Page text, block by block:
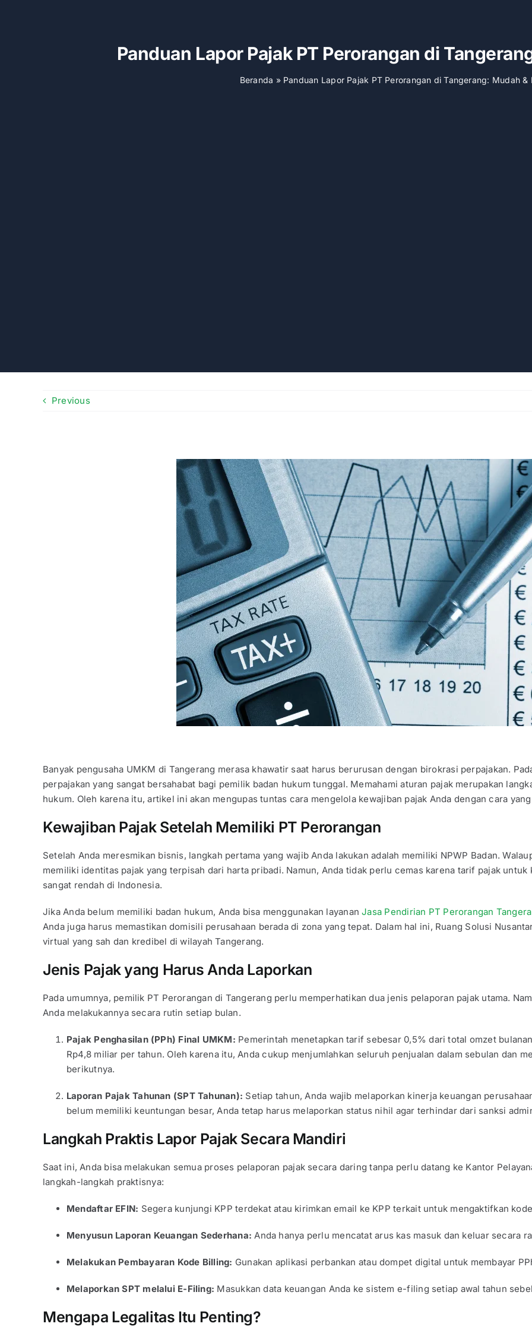
Panduan Lapor Pajak PT Perorangan di
Beranda » Panduan Lapor Pajak PT Perorangan di Tangerang: Mudah &
Previous
Banyak pengusaha UMKM di Tangerang merasa khawatir saat harus berurusan dengan birokrasi perpajakan.
perpajakan yang sangat bersahabat bagi pemilik badan hukum tunggal. Memahami aturan pajak merupakan
hukum. Oleh karena itu, artikel ini akan mengupas tuntas cara mengelola kewajiban pajak Anda dengan cara
Kewajiban Pajak Setelah Memiliki PT Perorangan
Setelah Anda meresmikan bisnis, langkah pertama yang wajib Anda lakukan adalah memiliki NPWP Badan.
memiliki identitas pajak yang terpisah dari harta pribadi. Namun, Anda tidak perlu cemas karena tarif pajak
sangat rendah di Indonesia.
Jika Anda belum memiliki badan hukum, Anda bisa menggunakan layananJasa Pendirian PT Perorangan
Anda juga harus memastikan domisili perusahaan berada di zona yang tepat. Dalam hal ini, Ruang Solusi
virtual yang sah dan kredibel di wilayah Tangerang.
Jenis Pajak yang Harus Anda Laporkan
Pada umumnya, pemilik PT Perorangan di Tangerang perlu memperhatikan dua jenis pelaporan pajak utama.
Anda melakukannya secara rutin setiap bulan.
Pajak Penghasilan (PPh) Final UMKM: Pemerintah menetapkan tarif sebesar 0,5% dari total omzet
Rp4,8 miliar per tahun. Oleh karena itu, Anda cukup menjumlahkan seluruh penjualan dalam sebulan dan
berikutnya.
Laporan Pajak Tahunan (SPT Tahunan): Setiap tahun, Anda wajib melaporkan kinerja keuangan
belum memiliki keuntungan besar, Anda tetap harus melaporkan status nihil agar terhindar dari sanksi
Langkah Praktis Lapor Pajak Secara Mandiri
Saat ini, Anda bisa melakukan semua proses pelaporan pajak secara daring tanpa perlu datang ke Kantor
langkah-langkah praktisnya:
Mendaftar EFIN: Segera kunjungi KPP terdekat atau kirimkan email ke KPP terkait untuk mengaktifkan
Menyusun Laporan Keuangan Sederhana: Anda hanya perlu mencatat arus kas masuk dan keluar secara
Melakukan Pembayaran Kode Billing: Gunakan aplikasi perbankan atau dompet digital untuk membayar
Melaporkan SPT melalui E-Filing: Masukkan data keuangan Anda ke sistem e-filing setiap awal tahun
Mengapa Legalitas Itu Penting?